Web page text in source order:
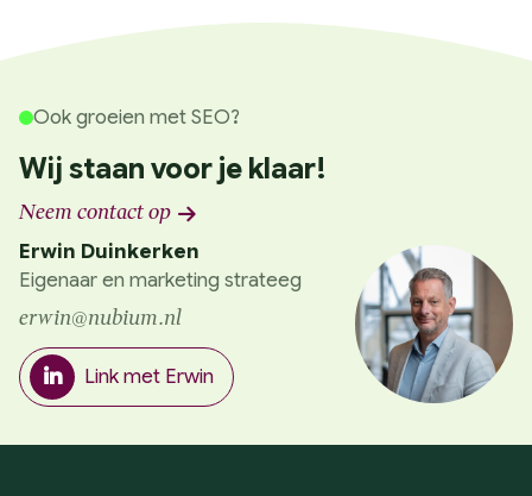
Ook groeien met SEO?
Wij staan voor je klaar!
Neem contact op
Erwin Duinkerken
Eigenaar en marketing strateeg
erwin@nubium.nl
Link met Erwin